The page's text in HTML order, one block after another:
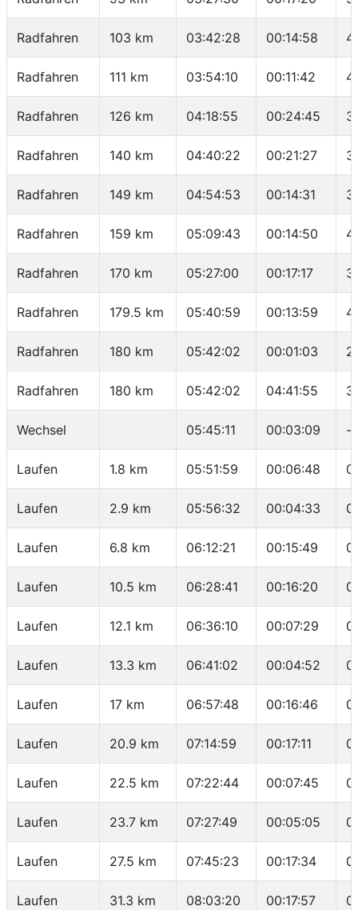
Radfahren 103 km 03:42:28 00:14:58
Radfahren 111 km 03:54:10 00:11:42
Radfahren 126 km 04:18:55 00:24:45
Radfahren 140 km 04:40:22 00:21:27
Radfahren 149 km 04:54:53 00:14:31
Radfahren 159 km 05:09:43 00:14:50
Radfahren 170 km 05:27:00 00:17:17
Radfahren 179.5 km 05:40:59 00:13:59
Radfahren 180 km 05:42:02 00:01:03
Radfahren 180 km 05:42:02 04:41:55
Wechsel 05:45:11 00:03:09 -
Laufen 1.8 km 05:51:59 00:06:48
Laufen 2.9 km 05:56:32 00:04:33
Laufen 6.8 km 06:12:21 00:15:49
Laufen 10.5 km 06:28:41 00:16:20
Laufen 12.1 km 06:36:10 00:07:29
Laufen 13.3 km 06:41:02 00:04:52
Laufen 17 km 06:57:48 00:16:46
Laufen 20.9 km 07:14:59 00:17:11
Laufen 22.5 km 07:22:44 00:07:45
Laufen 23.7 km 07:27:49 00:05:05
Laufen 27.5 km 07:45:23 00:17:34
Laufen 31.3 km 08:03:20 00:17:57